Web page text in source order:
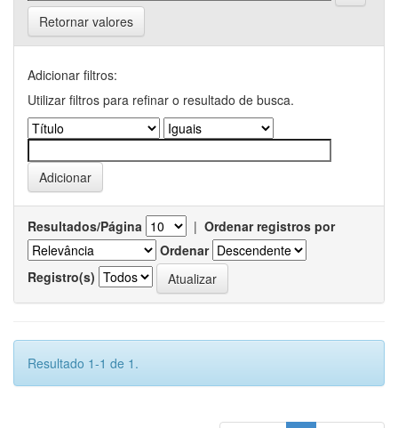
Retornar valores
Adicionar filtros:
Utilizar filtros para refinar o resultado de busca.
Resultados/Página | Ordenar registros por
Ordenar
Registro(s)
Resultado 1-1 de 1.